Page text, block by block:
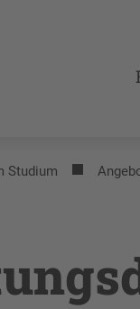
Studium